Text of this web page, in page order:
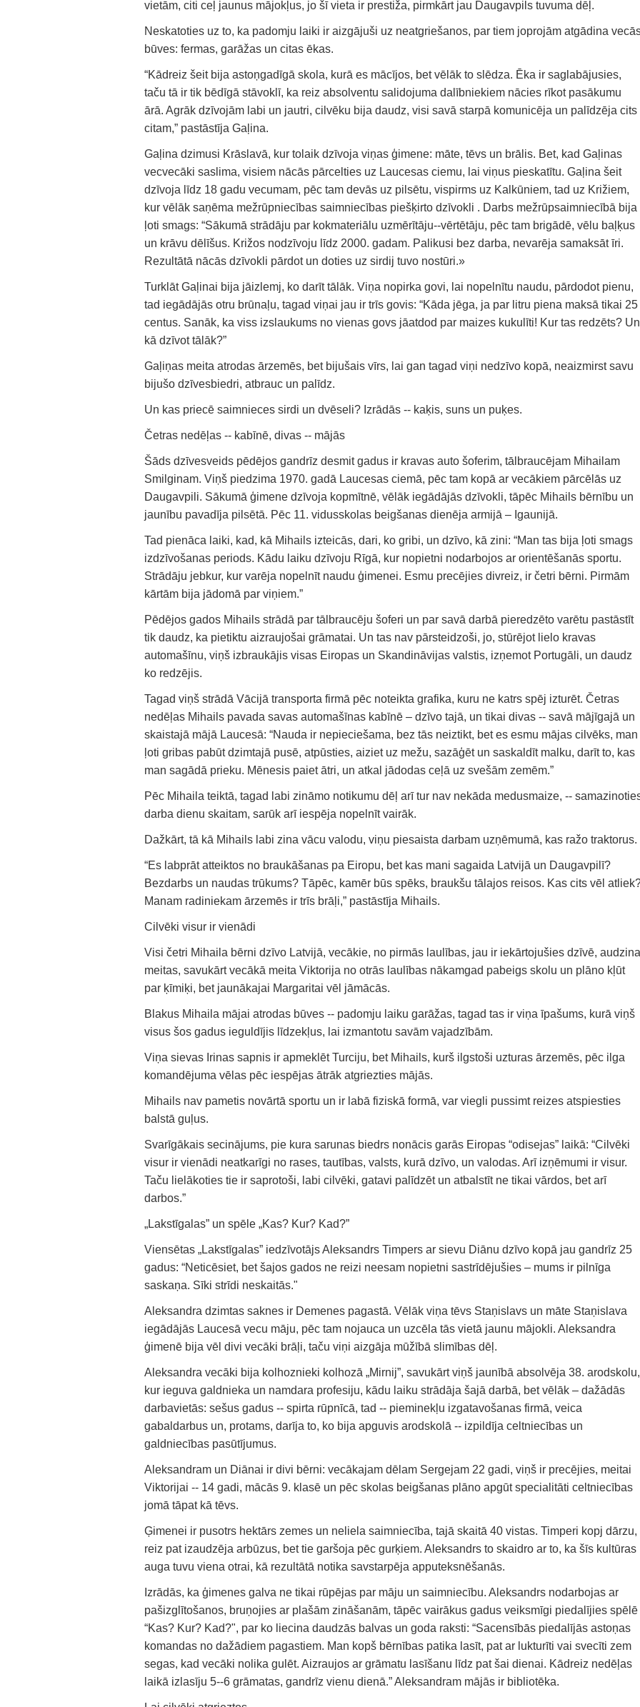
vietām, citi ceļ jaunus mājokļus, jo šī vieta ir prestiža, pirmkārt jau Daugavpils tuvuma dēļ.
Neskatoties uz to, ka padomju laiki ir aizgājuši uz neatgriešanos, par tiem joprojām atgādina
būves: fermas, garāžas un citas ēkas.
“Kādreiz šeit bija astoņgadīgā skola, kurā es mācījos, bet vēlāk to slēdza. Ēka ir saglabājusies,
taču tā ir tik bēdīgā stāvoklī, ka reiz absolventu salidojuma dalībniekiem nācies rīkot pasākumu
ārā. Agrāk dzīvojām labi un jautri, cilvēku bija daudz, visi savā starpā komunicēja un palīdzēja cits
citam,” pastāstīja Gaļina.
Gaļina dzimusi Krāslavā, kur tolaik dzīvoja viņas ģimene: māte, tēvs un brālis. Bet, kad Gaļinas
vecvecāki saslima, visiem nācās pārcelties uz Laucesas ciemu, lai viņus pieskatītu. Gaļina šeit
dzīvoja līdz 18 gadu vecumam, pēc tam devās uz pilsētu, vispirms uz Kalkūniem, tad uz Križiem,
kur vēlāk saņēma mežrūpniecības saimniecības piešķirto dzīvokli . Darbs mežrūpsaimniecībā bija
ļoti smags: “Sākumā strādāju par kokmateriālu uzmērītāju--vērtētāju, pēc tam brigādē, vēlu baļķus
un krāvu dēlīšus. Križos nodzīvoju līdz 2000. gadam. Palikusi bez darba, nevarēja samaksāt īri.
Rezultātā nācās dzīvokli pārdot un doties uz sirdij tuvo nostūri.»
Turklāt Gaļinai bija jāizlemj, ko darīt tālāk. Viņa nopirka govi, lai nopelnītu naudu, pārdodot pienu,
tad iegādājās otru brūnaļu, tagad viņai jau ir trīs govis: “Kāda jēga, ja par litru piena maksā tikai 25
centus. Sanāk, ka viss izslaukums no vienas govs jāatdod par maizes kukulīti! Kur tas redzēts? Un
kā dzīvot tālāk?”
Gaļiņas meita atrodas ārzemēs, bet bijušais vīrs, lai gan tagad viņi nedzīvo kopā, neaizmirst savu
bijušo dzīvesbiedri, atbrauc un palīdz.
Un kas priecē saimnieces sirdi un dvēseli? Izrādās -- kaķis, suns un puķes.
Četras nedēļas -- kabīnē, divas -- mājās
Šāds dzīvesveids pēdējos gandrīz desmit gadus ir kravas auto šoferim, tālbraucējam Mihailam
Smilginam. Viņš piedzima 1970. gadā Laucesas ciemā, pēc tam kopā ar vecākiem pārcēlās uz
Daugavpili. Sākumā ģimene dzīvoja kopmītnē, vēlāk iegādājās dzīvokli, tāpēc Mihails bērnību un
jaunību pavadīja pilsētā. Pēc 11. vidusskolas beigšanas dienēja armijā – Igaunijā.
Tad pienāca laiki, kad, kā Mihails izteicās, dari, ko gribi, un dzīvo, kā zini: “Man tas bija ļoti smags
izdzīvošanas periods. Kādu laiku dzīvoju Rīgā, kur nopietni nodarbojos ar orientēšanās sportu.
Strādāju jebkur, kur varēja nopelnīt naudu ģimenei. Esmu precējies divreiz, ir četri bērni. Pirmām
kārtām bija jādomā par viņiem.”
Pēdējos gados Mihails strādā par tālbraucēju šoferi un par savā darbā pieredzēto varētu pastāstīt
tik daudz, ka pietiktu aizraujošai grāmatai. Un tas nav pārsteidzoši, jo, stūrējot lielo kravas
automašīnu, viņš izbraukājis visas Eiropas un Skandināvijas valstis, izņemot Portugāli, un daudz
ko redzējis.
Tagad viņš strādā Vācijā transporta firmā pēc noteikta grafika, kuru ne katrs spēj izturēt. Četras
nedēļas Mihails pavada savas automašīnas kabīnē – dzīvo tajā, un tikai divas -- savā mājīgajā un
skaistajā mājā Laucesā: “Nauda ir nepieciešama, ​​bez tās neiztikt, bet es esmu mājas cilvēks, man
ļoti gribas pabūt dzimtajā pusē, atpūsties, aiziet uz mežu, sazāģēt un saskaldīt malku, darīt to, kas
man sagādā prieku. Mēnesis paiet ātri, un atkal jādodas ceļā uz svešām zemēm.”
Pēc Mihaila teiktā, tagad labi zināmo notikumu dēļ arī tur nav nekāda medusmaize, --
darba dienu skaitam, sarūk arī iespēja nopelnīt vairāk.
Dažkārt, tā kā Mihails labi zina vācu valodu, viņu piesaista darbam uzņēmumā, kas ražo traktorus.
“Es labprāt atteiktos no braukāšanas pa Eiropu, bet kas mani sagaida Latvijā un Daugavpilī?
Bezdarbs un naudas trūkums? Tāpēc, kamēr būs spēks, braukšu tālajos reisos. Kas cits vēl
Manam radiniekam ārzemēs ir trīs brāļi,” pastāstīja Mihails.
Cilvēki visur ir vienādi
Visi četri Mihaila bērni dzīvo Latvijā, vecākie, no pirmās laulības, jau ir iekārtojušies dzīvē, audzina
meitas, savukārt vecākā meita Viktorija no otrās laulības nākamgad pabeigs skolu un plāno kļūt
par ķīmiķi, bet jaunākajai Margaritai vēl jāmācās.
Blakus Mihaila mājai atrodas būves -- padomju laiku garāžas, tagad tas ir viņa īpašums, kurā viņš
visus šos gadus ieguldījis līdzekļus, lai izmantotu savām vajadzībām.
Viņa sievas Irinas sapnis ir apmeklēt Turciju, bet Mihails, kurš ilgstoši uzturas ārzemēs, pēc ilga
komandējuma vēlas pēc iespējas ātrāk atgriezties mājās.
Mihails nav pametis novārtā sportu un ir labā fiziskā formā, var viegli pussimt reizes atspiesties
balstā guļus.
Svarīgākais secinājums, pie kura sarunas biedrs nonācis garās Eiropas “odisejas” laikā: “Cilvēki
visur ir vienādi neatkarīgi no rases, tautības, valsts, kurā dzīvo, un valodas. Arī izņēmumi ir visur.
Taču lielākoties tie ir saprotoši, labi cilvēki, gatavi palīdzēt un atbalstīt ne tikai vārdos, bet arī
darbos.”
„Lakstīgalas” un spēle „Kas? Kur? Kad?”
Viensētas „Lakstīgalas” iedzīvotājs Aleksandrs Timpers ar sievu Diānu dzīvo kopā jau gandrīz 25
gadus: “Neticēsiet, bet šajos gados ne reizi neesam nopietni sastrīdējušies – mums ir pilnīga
saskaņa. Sīki strīdi neskaitās."
Aleksandra dzimtas saknes ir Demenes pagastā. Vēlāk viņa tēvs Staņislavs un māte Staņislava
iegādājās Laucesā vecu māju, pēc tam nojauca un uzcēla tās vietā jaunu mājokli. Aleksandra
ģimenē bija vēl divi vecāki brāļi, taču viņi aizgāja mūžībā slimības dēļ.
Aleksandra vecāki bija kolhoznieki kolhozā „Mirnij”, savukārt viņš jaunībā absolvēja 38. arodskolu,
kur ieguva galdnieka un namdara profesiju, kādu laiku strādāja šajā darbā, bet vēlāk – dažādās
darbavietās: sešus gadus -- spirta rūpnīcā, tad -- pieminekļu izgatavošanas firmā, veica
gabaldarbus un, protams, darīja to, ko bija apguvis arodskolā -- izpildīja celtniecības un
galdniecības pasūtījumus.
Aleksandram un Diānai ir divi bērni: vecākajam dēlam Sergejam 22 gadi, viņš ir precējies, meitai
Viktorijai -- 14 gadi, mācās 9. klasē un pēc skolas beigšanas plāno apgūt specialitāti celtniecības
jomā tāpat kā tēvs.
Ģimenei ir pusotrs hektārs zemes un neliela saimniecība, tajā skaitā 40 vistas. Timperi kopj dārzu,
reiz pat izaudzēja arbūzus, bet tie garšoja pēc gurķiem. Aleksandrs to skaidro ar to, ka šīs kultūras
auga tuvu viena otrai, kā rezultātā notika savstarpēja apputeksnēšanās.
Izrādās, ka ģimenes galva ne tikai rūpējas par māju un saimniecību. Aleksandrs nodarbojas ar
pašizglītošanos, bruņojies ar plašām zināšanām, tāpēc vairākus gadus veiksmīgi piedalījies spēlē
“Kas? Kur? Kad?", par ko liecina daudzās balvas un goda raksti: “Sacensībās piedalījās astoņas
komandas no dažādiem pagastiem. Man kopš bērnības patika lasīt, pat ar lukturīti vai svecīti zem
segas, kad vecāki nolika gulēt. Aizraujos ar grāmatu lasīšanu līdz pat šai dienai. Kādreiz nedēļas
laikā izlasīju 5--6 grāmatas, gandrīz vienu dienā.” Aleksandram mājās ir bibliotēka.